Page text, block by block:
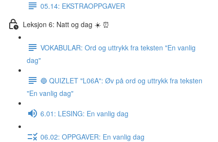
05.14: EKSTRAOPPGAVER
Leksjon 6: Natt og dag ☀️ ⏰
VOKABULAR: Ord og uttrykk fra teksten "En vanlig
dag"
🔵 QUIZLET "L06A": Øv på ord og uttrykk fra teksten
"En vanlig dag"
6.01: LESING: En vanlig dag
06.02: OPPGAVER: En vanlig dag